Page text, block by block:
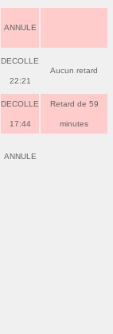
ANNULE
DECOLLE
22:21
Aucun retard
DECOLLE
17:44
Retard de 59
minutes
ANNULE